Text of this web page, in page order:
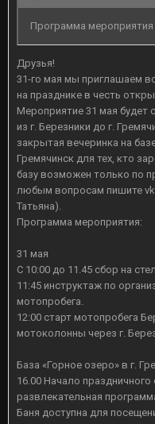
Программа мероприятия
Друзья!
31-го мая мы приглашаем
на празднике в честь
Мероприятие 31 мая будет
из г. Березники до г.
закрытая вечеринка на
Гремячинск для тех, кто
базу возможен только по
любым вопросам пишите
Татьяна).
Программа мероприятия:
31 мая
С 10:00 до 11.45 сбор на
11:45 инструктаж по
мотопробега.
12:00 старт мотопробега
мотоколонны через г.
База «Горное озеро» в г.
16.00 Начало
развлекательная
Баня доступна для